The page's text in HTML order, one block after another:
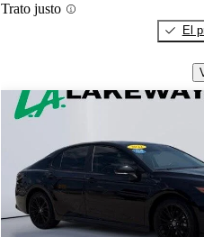
Trato justo
El